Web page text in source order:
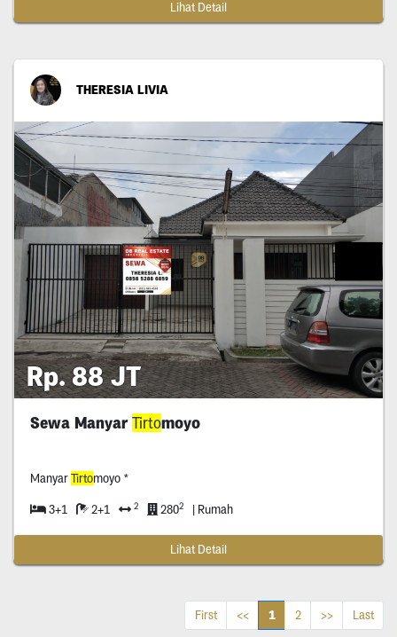
Lihat Detail
THERESIA LIVIA
Rp. 88 JT
Sewa ManyarTirtomoyo
ManyarTirtomoyo *
3+1 2+1 2 2802 | Rumah
Lihat Detail
First << 1 2 >> Last